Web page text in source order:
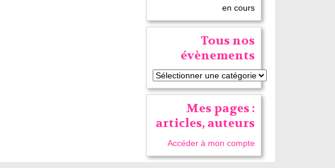
en cours
Tous nos
évènements
Mes pages :
articles, auteurs
Accéder à mon compte